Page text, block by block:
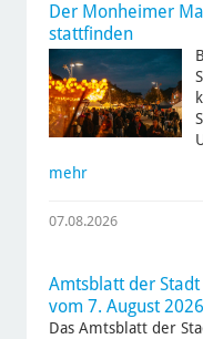
Der Monheimer
stattfinden
mehr
07.08.2026
Amtsblatt der
vom 7. August 2026
Das Amtsblatt der